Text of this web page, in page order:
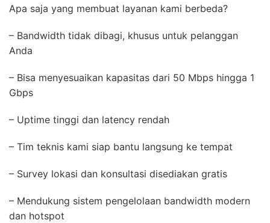
Apa saja yang membuat layanan kami berbeda?
– Bandwidth tidak dibagi, khusus untuk pelanggan
Anda
– Bisa menyesuaikan kapasitas dari 50 Mbps hingga 1
Gbps
– Uptime tinggi dan latency rendah
– Tim teknis kami siap bantu langsung ke tempat
– Survey lokasi dan konsultasi disediakan gratis
– Mendukung sistem pengelolaan bandwidth modern
dan hotspot